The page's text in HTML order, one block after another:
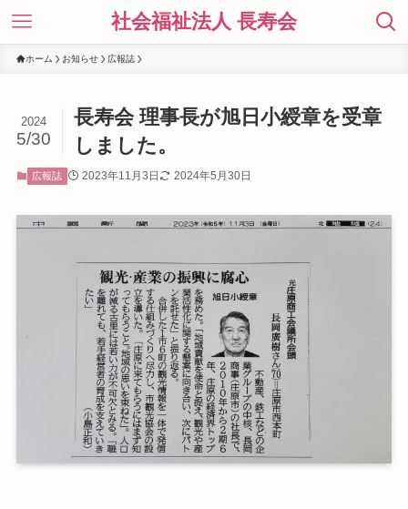
社会福祉法人 長寿会
ホーム お知らせ 広報誌
長寿会 理事長が旭日小綬章を受章
しました。
2024
5/30
広報誌 2023年11月3日 2024年5月30日